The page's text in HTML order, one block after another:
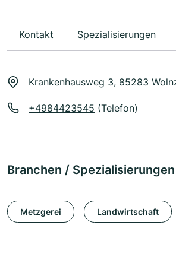
Kontakt Spezialisierungen
Krankenhausweg 3, 85283
+4984423545 (Telefon)
Branchen / Spezialisierungen
Metzgerei Landwirtschaft